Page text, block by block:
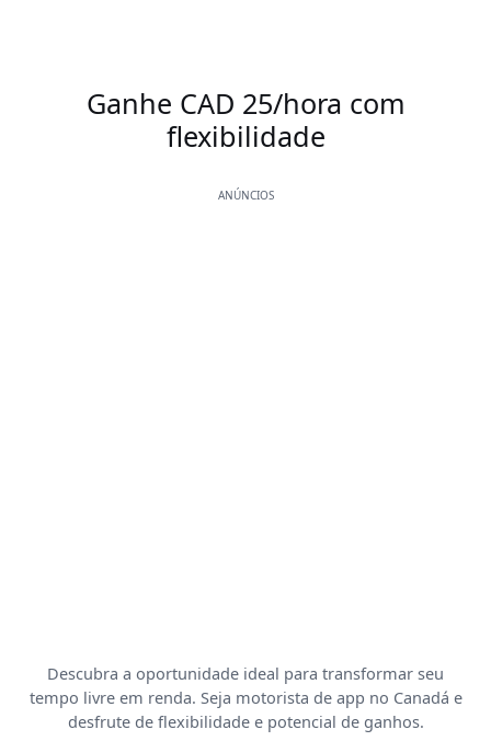
Ganhe CAD 25/hora com
flexibilidade
ANÚNCIOS
Descubra a oportunidade ideal para transformar seu
tempo livre em renda. Seja motorista de app no Canadá e
desfrute de flexibilidade e potencial de ganhos.